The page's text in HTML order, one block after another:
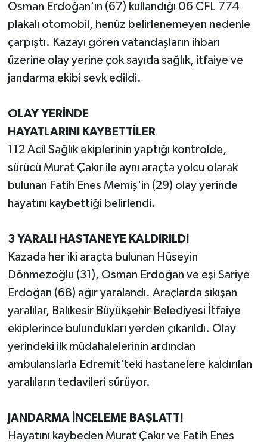
Osman Erdoğan'ın (67) kullandığı 06 CFL 774
plakalı otomobil, henüz belirlenemeyen nedenle
çarpıştı. Kazayı gören vatandaşların ihbarı
üzerine olay yerine çok sayıda sağlık, itfaiye ve
jandarma ekibi sevk edildi.
OLAY YERİNDE
HAYATLARINI KAYBETTİLER
112 Acil Sağlık ekiplerinin yaptığı kontrolde,
sürücü Murat Çakır ile aynı araçta yolcu olarak
bulunan Fatih Enes Memiş'in (29) olay yerinde
hayatını kaybettiği belirlendi.
3 YARALI HASTANEYE KALDIRILDI
Kazada her iki araçta bulunan Hüseyin
Dönmezoğlu (31), Osman Erdoğan ve eşi Sariye
Erdoğan (68) ağır yaralandı. Araçlarda sıkışan
yaralılar, Balıkesir Büyükşehir Belediyesi İtfaiye
ekiplerince bulundukları yerden çıkarıldı. Olay
yerindeki ilk müdahalelerinin ardından
ambulanslarla Edremit'teki hastanelere kaldırılan
yaralıların tedavileri sürüyor.
JANDARMA İNCELEME BAŞLATTI
Hayatını kaybeden Murat Çakır ve Fatih Enes